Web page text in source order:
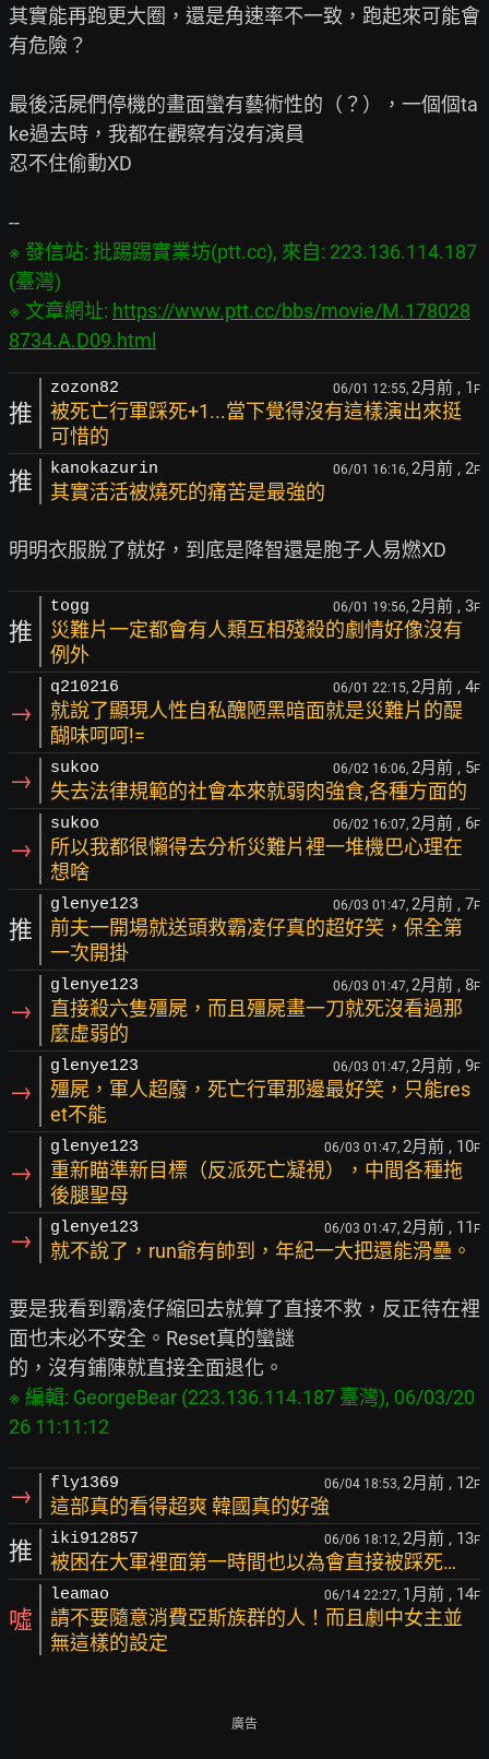
其實能再跑更大圈，還是角速率不一致，跑起來可能會
有危險？
最後活屍們停機的畫面蠻有藝術性的（？），一個個ta
ke過去時，我都在觀察有沒有演員
忍不住偷動XD
※ 發信站: 批踢踢實業坊(ptt.cc), 來自: 223.136.114.187
(臺灣)
※ 文章網址: https://www.ptt.cc/bbs/movie/M.178028
8734.A.D09.html
推
zozon82 06/01 12:55, 2月前 , 1 F
被死亡行軍踩死+1...當下覺得沒有這樣演出來挺
可惜的
推 kanokazurin 06/01 16:16, 2月前 , 2F
其實活活被燒死的痛苦是最強的
推
togg 06/01 19:56, 2月前 , 3F
災難片一定都會有人類互相殘殺的劇情好像沒有
例外
→
q210216 06/01 22:15, 2月前 , 4F
就說了顯現人性自私醜陋黑暗面就是災難片的醍
醐味呵呵!=
→ sukoo 06/02 16:06, 2月前 , 5F
失去法律規範的社會本來就弱肉強食,各種方面的
→
sukoo 06/02 16:07, 2月前 , 6F
所以我都很懶得去分析災難片裡一堆機巴心理在
想啥
推
glenye123 06/03 01:47, 2月前 , 7F
前夫一開場就送頭救霸凌仔真的超好笑，保全第
一次開掛
→
glenye123 06/03 01:47, 2月前 , 8F
直接殺六隻殭屍，而且殭屍畫一刀就死沒看過那
麼虛弱的
→
glenye123 06/03 01:47, 2月前 , 9F
殭屍，軍人超廢，死亡行軍那邊最好笑，只能res
et不能
→
glenye123 06/03 01:47, 2月前 , 10F
重新瞄準新目標（反派死亡凝視），中間各種拖
後腿聖母
→ glenye123 06/03 01:47, 2月前 , 11 F
就不說了，run爺有帥到，年紀一大把還能滑壘。
要是我看到霸凌仔縮回去就算了直接不救，反正待在裡
面也未必不安全。Reset真的蠻謎
※ 編輯: GeorgeBear (223.136.114.187 臺灣), 06/03/20
→ fly1369 06/04 18:53, 2月前 , 12F
這部真的看得超爽 韓國真的好強
推 iki912857 06/06 18:12, 2月前 , 13F
被困在大軍裡面第一時間也以為會直接被踩死…
噓
leamao 06/14 22:27, 1月前 , 14F
請不要隨意消費亞斯族群的人！而且劇中女主並
無這樣的設定
廣告